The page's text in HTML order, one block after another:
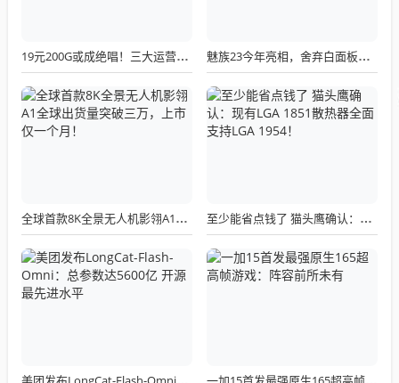
19元200G或成绝唱！三大运营商关停所有第三方渠道：被指变相涨价 魅族23今年亮相，舍弃白面板设计，白面板手机成绝版传统
全球首款8K全景无人机影翎A1全球出货量突破三万，上市仅一个月！ 至少能省点钱了 猫头鹰确认：现有LGA 1851散热器全面支持LGA 1954！
美团发布LongCat-Flash-Omni：总参数达5600亿 开源最先进水平 一加15首发最强原生165超高帧游戏：阵容前所未有